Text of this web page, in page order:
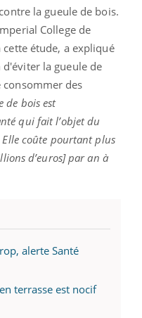
la gueule de bois.
College de
cette étude, a expliqué
la gueule de
des
de bois est
qui fait l’objet du
coûte pourtant plus
d’euros] par an à
alerte Santé
terrasse est nocif